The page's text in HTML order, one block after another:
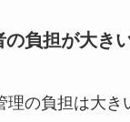
の負担が大き
理の負担は大き